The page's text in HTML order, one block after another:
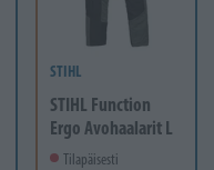
STIHL
STIHL Function
Ergo Avohaalarit L
Tilapäisesti